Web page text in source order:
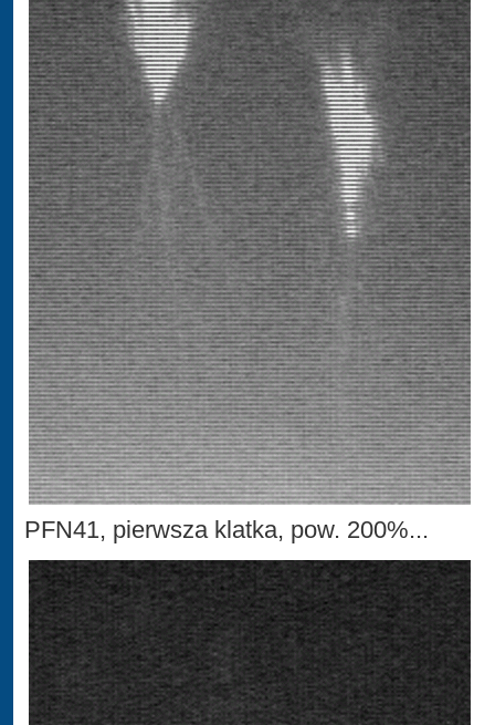
PFN41, pierwsza klatka, pow. 200%...